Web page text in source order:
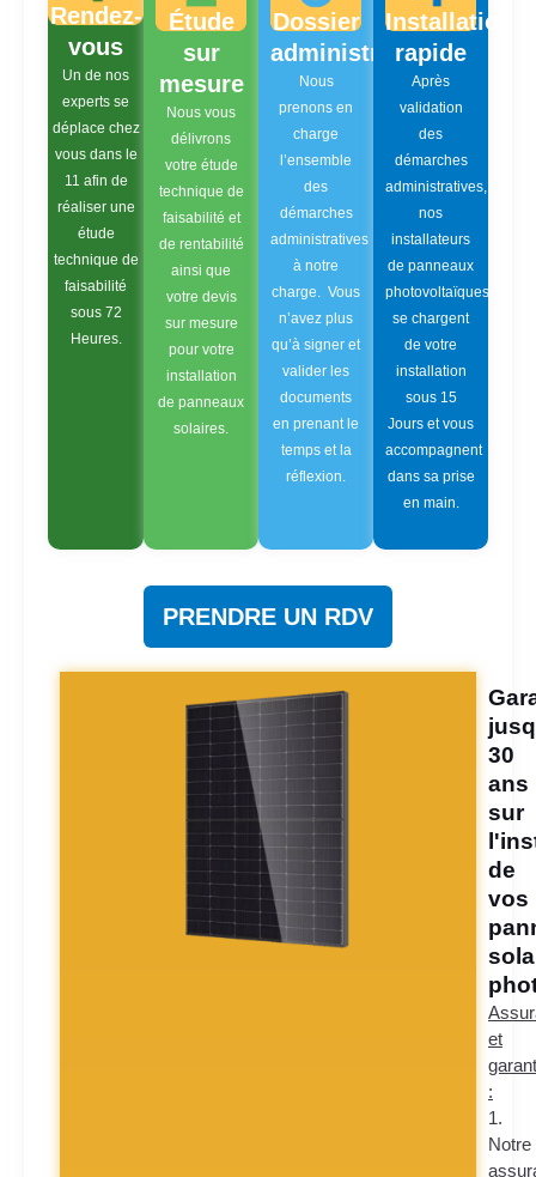
Rendez-
vous
Un de nos
experts se
déplace chez
vous dans le
11 afin de
réaliser une
étude
technique de
faisabilité
sous 72
Heures.
Étude
sur
mesure
Nous vous
délivrons
votre étude
technique de
faisabilité et
de rentabilité
ainsi que
votre devis
sur mesure
pour votre
installation
de panneaux
solaires.
Dossier
administratif
Nous
prenons en
charge
l’ensemble
des
démarches
administratives
à notre
charge. Vous
n’avez plus
qu’à signer et
valider les
documents
en prenant le
temps et la
réflexion.
Installation
rapide
Après
validation
des
démarches
administratives,
nos
installateurs
de panneaux
photovoltaïques
se chargent
de votre
installation
sous 15
Jours et vous
accompagnent
dans sa prise
en main.
PRENDRE UN RDV
30
ans
sur
de
vos
et
:
1.
Notre